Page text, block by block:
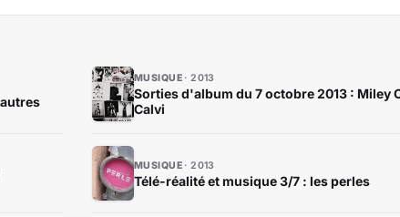
MUSIQUE 2013
Sorties d'album du 7 octobre 2013 : Miley
Calvi
MUSIQUE 2013
Télé-réalité et musique 3/7 : les perles